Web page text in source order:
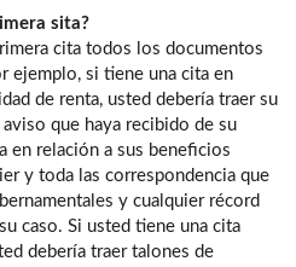
sita?
cita todos los documentos
ejemplo, si tiene una cita en
de renta, usted debería traer su
que haya recibido de su
en relación a sus beneficios
y toda las correspondencia que
y cualquier récord
caso. Si usted tiene una cita
debería traer talones de